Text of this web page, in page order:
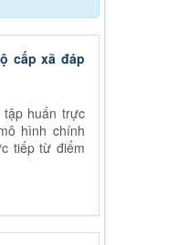
cấp xã đáp
huấn trực
hình chính
tiếp từ điểm